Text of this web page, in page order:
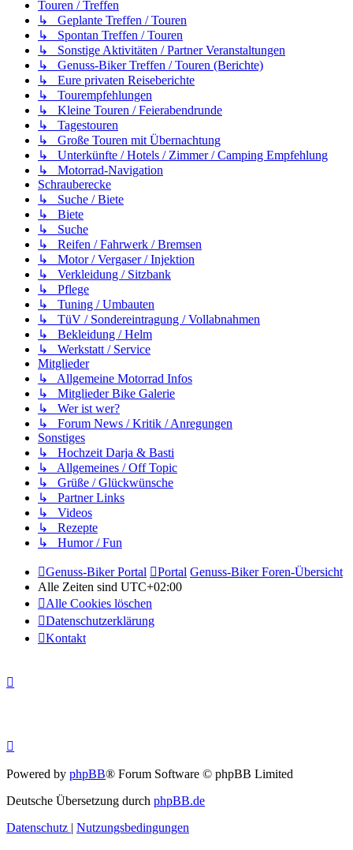
Touren / Treffen
↳ Geplante Treffen / Touren
↳ Spontan Treffen / Touren
↳ Sonstige Aktivitäten / Partner Veranstaltungen
↳ Genuss-Biker Treffen / Touren (Berichte)
↳ Eure privaten Reiseberichte
↳ Tourempfehlungen
↳ Kleine Touren / Feierabendrunde
↳ Tagestouren
↳ Große Touren mit Übernachtung
↳ Unterkünfte / Hotels / Zimmer / Camping Empfehlung
↳ Motorrad-Navigation
Schrauberecke
↳ Suche / Biete
↳ Biete
↳ Suche
↳ Reifen / Fahrwerk / Bremsen
↳ Motor / Vergaser / Injektion
↳ Verkleidung / Sitzbank
↳ Pflege
↳ Tuning / Umbauten
↳ TüV / Sondereintragung / Vollabnahmen
↳ Bekleidung / Helm
↳ Werkstatt / Service
Mitglieder
↳ Allgemeine Motorrad Infos
↳ Mitglieder Bike Galerie
↳ Wer ist wer?
↳ Forum News / Kritik / Anregungen
Sonstiges
↳ Hochzeit Darja & Basti
↳ Allgemeines / Off Topic
↳ Grüße / Glückwünsche
↳ Partner Links
↳ Videos
↳ Rezepte
↳ Humor / Fun
Genuss-Biker Portal Portal Genuss-Biker Foren-Übersicht
Alle Zeiten sind UTC+02:00
Alle Cookies löschen
Datenschutzerklärung
Kontakt
Powered by phpBB® Forum Software © phpBB Limited
Deutsche Übersetzung durch phpBB.de
Datenschutz | Nutzungsbedingungen